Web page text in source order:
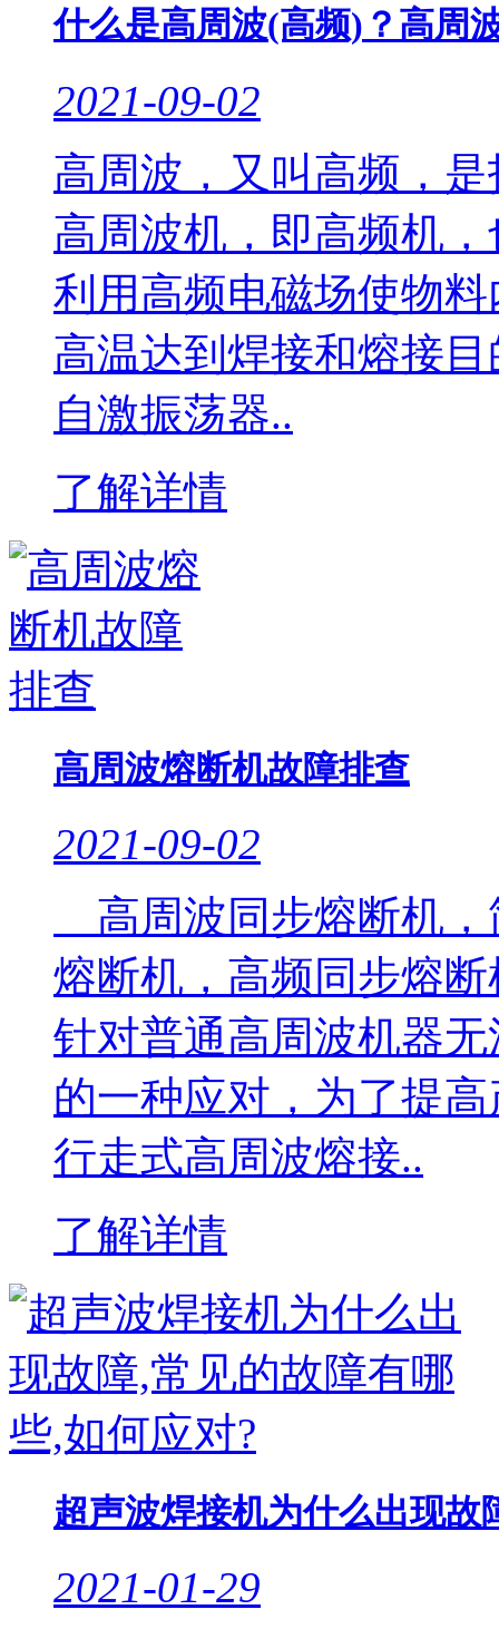
什么是高周波(高频)？高周
2021-09-02
高周波，又叫高频，
高周波机，即高频机
利用高频电磁场使物
高温达到焊接和熔接
自激振荡器..
了解详情
高周波熔断机故障排查
2021-09-02
高周波同步熔断机，
熔断机，高频同步熔
针对普通高周波机器
的一种应对，为了提
行走式高周波熔接..
了解详情
超声波焊接机为什么出现故
2021-01-29